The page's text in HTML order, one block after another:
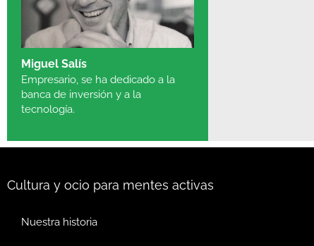
Miguel Salís
Empresario, se ha dedicado a la
banca de inversión y a la
tecnología.
Cultura y ocio para mentes activas
Nuestra historia